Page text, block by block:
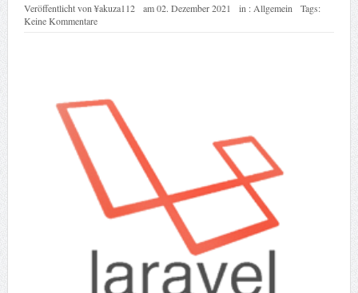
Veröffentlicht von¥akuza112 am02. Dezember 2021 in : Allgemein
Tags:
Keine Kommentare